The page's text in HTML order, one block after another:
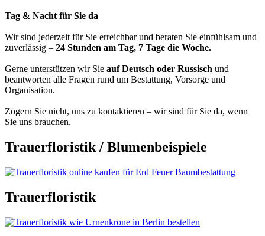
Tag & Nacht für Sie da
Wir sind jederzeit für Sie erreichbar und beraten Sie einfühlsam und
zuverlässig – 24 Stunden am Tag, 7 Tage die Woche.
Gerne unterstützen wir Sie auf Deutsch oder Russisch und
beantworten alle Fragen rund um Bestattung, Vorsorge und
Organisation.
Zögern Sie nicht, uns zu kontaktieren – wir sind für Sie da, wenn
Sie uns brauchen.
Trauerfloristik / Blumenbeispiele
Trauerfloristik